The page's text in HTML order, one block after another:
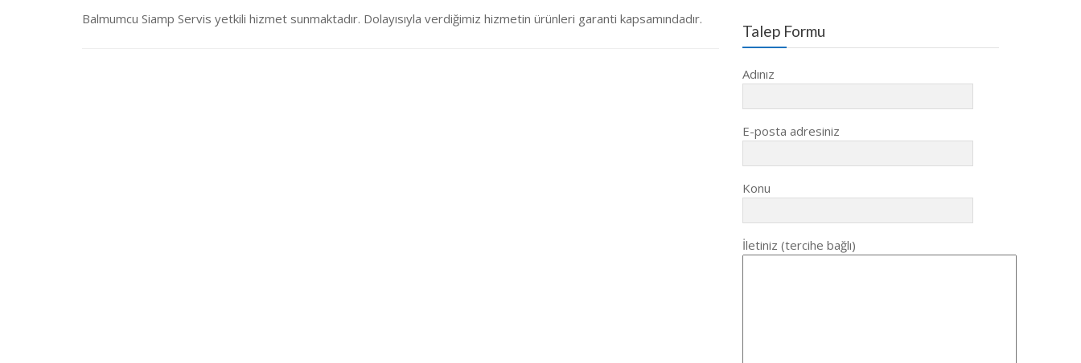
Balmumcu Siamp Servis yetkili hizmet sunmaktadır. Dolayısıyla verdiğimiz hizmetin ürünleri garanti kapsamındadır.
Talep Formu
Adınız
E-posta adresiniz
Konu
İletiniz (tercihe bağlı)